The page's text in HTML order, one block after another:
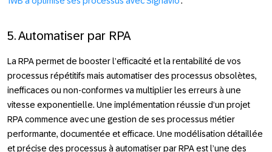
5. Automatiser par RPA
La RPA permet de booster l’efficacité et la rentabilité de vos
processus répétitifs mais automatiser des processus obsolètes,
inefficaces ou non-conformes va multiplier les erreurs à une
vitesse exponentielle. Une implémentation réussie d’un projet
RPA commence avec une gestion de ses processus métier
performante, documentée et efficace. Une modélisation détaillée
et précise des processus à automatiser par RPA est l’une des